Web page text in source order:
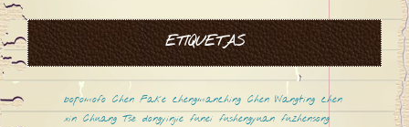
ETIQUETAS
bopomofo Chen Fake chengmanching Chen Wangting chen
xin Chuang Tsé dongyinjie funei fushengyuan fuzhensong